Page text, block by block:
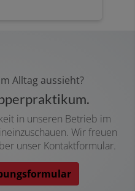
Alltag aussieht?
in unseren Betrieb im
Wir freuen
unser Kontaktformular.